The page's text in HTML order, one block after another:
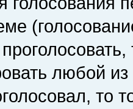
любой
то